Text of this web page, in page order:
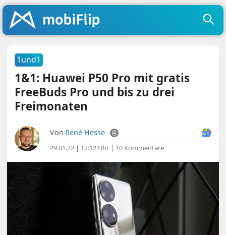
1und1
1&1: Huawei P50 Pro mit gratis
FreeBuds Pro und bis zu drei
Freimonaten
Von René Hesse
29.01.22 | 12:12 Uhr | 10 Kommentare